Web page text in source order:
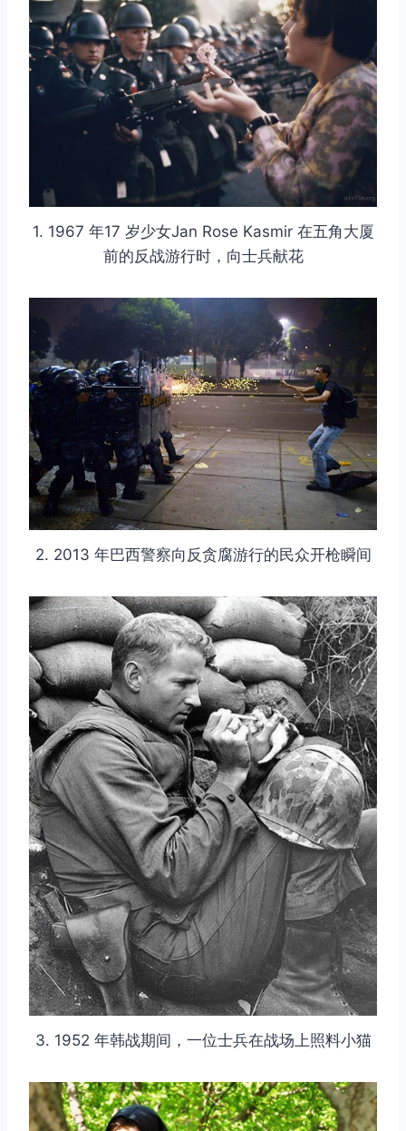
1. 1967 年17 岁少女Jan Rose Kasmir 在五角大厦
前的反战游行时，向士兵献花
2. 2013 年巴西警察向反贪腐游行的民众开枪瞬间
3. 1952 年韩战期间，一位士兵在战场上照料小猫